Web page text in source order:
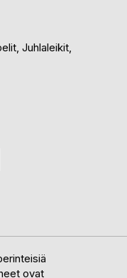
Juhlaleikit,
ovat